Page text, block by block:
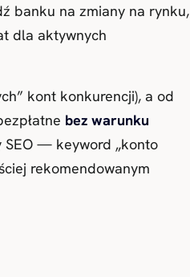
banku na zmiany na rynku,
dla aktywnych
kont konkurencji), a od
bez warunku
SEO — keyword „konto
rekomendowanym